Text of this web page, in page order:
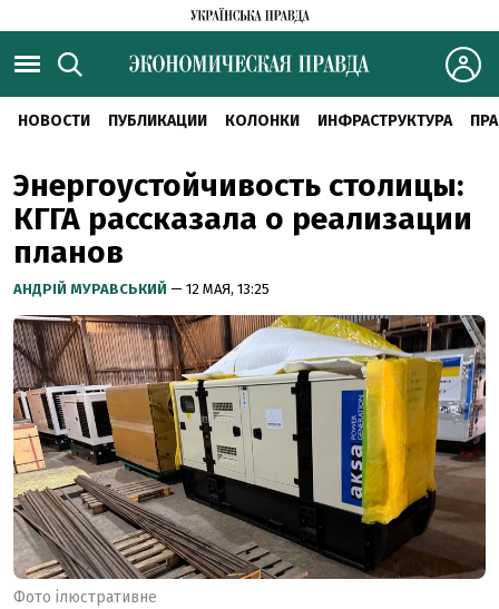
НОВОСТИ ПУБЛИКАЦИИ КОЛОНКИ ИНФРАСТРУКТУРА
Энергоустойчивость столицы:
КГГА рассказала о реализации
планов
АНДРІЙ МУРАВСЬКИЙ — 12 МАЯ, 13:25
Фото ілюстративне